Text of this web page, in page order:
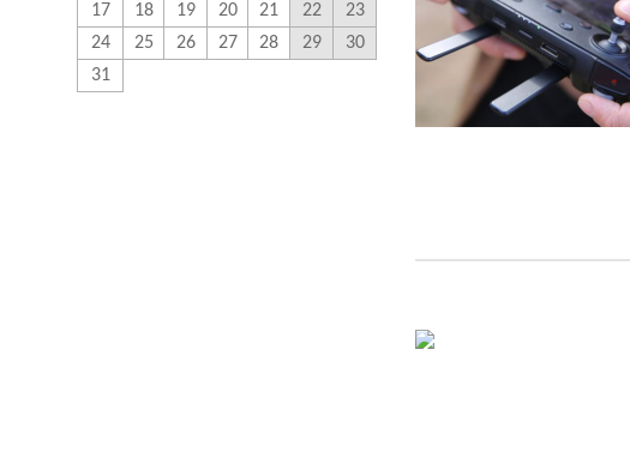
17
18 19 20 21 22
23
24
25 26 27 28 29
30
31